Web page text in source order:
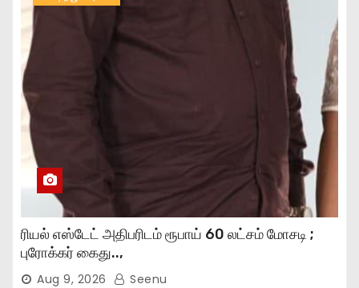
ரியல் எஸ்டேட் அதிபரிடம் ரூபாய் 60 லட்சம் மோசடி ;
புரோக்கர் கைது..,
Aug 9, 2026 Seenu